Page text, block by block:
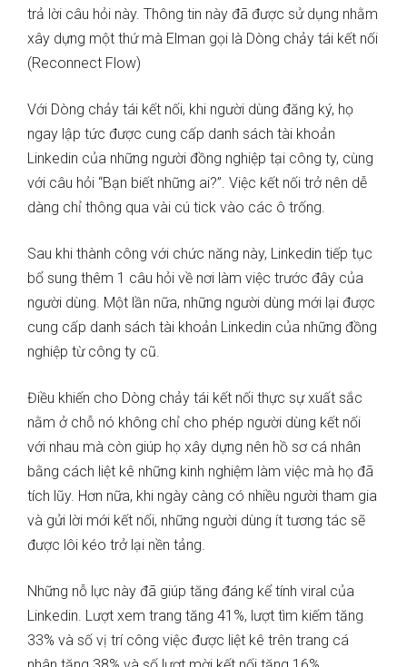
trả lời câu hỏi này. Thông tin này đã được sử dụng nhằm
xây dựng một thứ mà Elman gọi là Dòng chảy tái kết nối
(Reconnect Flow)
Với Dòng chảy tái kết nối, khi người dùng đăng ký, họ
ngay lập tức được cung cấp danh sách tài khoản
Linkedin của những người đồng nghiệp tại công ty, cùng
với câu hỏi “Bạn biết những ai?”. Việc kết nối trở nên dễ
dàng chỉ thông qua vài cú tick vào các ô trống.
Sau khi thành công với chức năng này, Linkedin tiếp tục
bổ sung thêm 1 câu hỏi về nơi làm việc trước đây của
người dùng. Một lần nữa, những người dùng mới lại được
cung cấp danh sách tài khoản Linkedin của những đồng
nghiệp từ công ty cũ.
Điều khiến cho Dòng chảy tái kết nối thực sự xuất sắc
nằm ở chỗ nó không chỉ cho phép người dùng kết nối
với nhau mà còn giúp họ xây dựng nên hồ sơ cá nhân
bằng cách liệt kê những kinh nghiệm làm việc mà họ đã
tích lũy. Hơn nữa, khi ngày càng có nhiều người tham gia
và gửi lời mới kết nối, những người dùng ít tương tác sẽ
được lôi kéo trở lại nền tảng.
Những nỗ lực này đã giúp tăng đáng kể tính viral của
Linkedin. Lượt xem trang tăng 41%, lượt tìm kiếm tăng
33% và số vị trí công việc được liệt kê trên trang cá